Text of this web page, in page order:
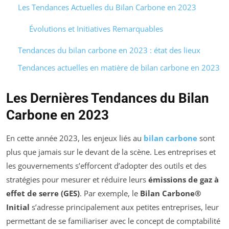
Les Tendances Actuelles du Bilan Carbone en 2023
Évolutions et Initiatives Remarquables
Tendances du bilan carbone en 2023 : état des lieux
Tendances actuelles en matière de bilan carbone en 2023
Les Dernières Tendances du Bilan
Carbone en 2023
En cette année 2023, les enjeux liés au bilan carbone sont
plus que jamais sur le devant de la scène. Les entreprises et
les gouvernements s’efforcent d’adopter des outils et des
stratégies pour mesurer et réduire leurs émissions de gaz à
effet de serre (GES). Par exemple, le Bilan Carbone®
Initial s’adresse principalement aux petites entreprises, leur
permettant de se familiariser avec le concept de comptabilité